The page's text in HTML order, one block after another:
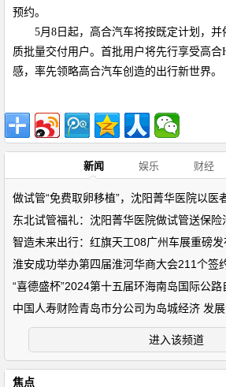
预约。
5月 8 日起，高合汽车将按既定计划，
质批量交付用户。首批用户将先行享受高合
感，率先领略高合汽车创造的出行新世界。
新闻 娱乐 财经
做试管“免费取卵移植”，沈阳菁华医院以医
智造未来出行：红旗天工08广州车展重磅发
“喜德盛杯”2024第十五届环海南岛国际公
中国人寿财险青岛市分公司为岛城经济 发
进入该频道
焦点